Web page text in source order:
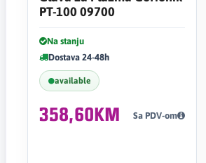
PT-100 09700
Na stanju
Dostava 24-48h
available
358,60KM Sa PDV-om